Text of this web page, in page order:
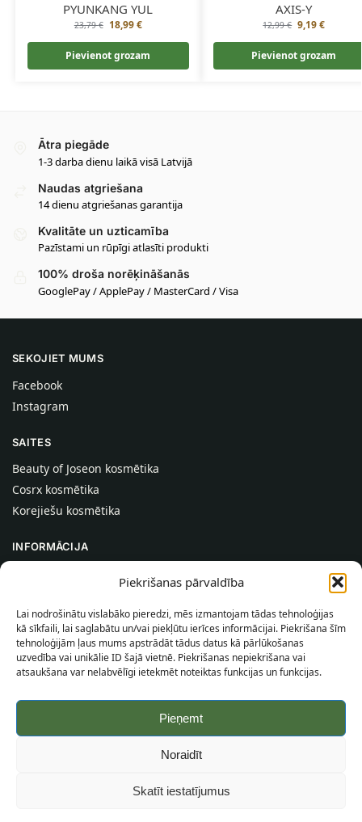
Piekrišanas pārvaldība
Lai nodrošinātu vislabāko pieredzi, mēs izmantojam tādas tehnoloģijas
kā sīkfaili, lai saglabātu un/vai piekļūtu ierīces informācijai. Piekrišana šīm
tehnoloģijām ļaus mums apstrādāt tādus datus kā pārlūkošanas
uzvedība vai unikālie ID šajā vietnē. Piekrišanas nepiekrišana vai
atsaukšana var nelabvēlīgi ietekmēt noteiktas funkcijas un funkcijas.
Pieņemt
Noraidīt
Skatīt iestatījumus
PYUNKANG YUL
23,79€ 18,99€
Pievienot grozam
AXIS-Y
12,99€ 9,19€
Pievienot grozam
Ātra piegāde
1-3 darba dienu laikā visā Latvijā
Naudas atgriešana
14 dienu atgriešanas garantija
Kvalitāte un uzticamība
Pazīstami un rūpīgi atlasīti produkti
100% droša norēķināšanās
GooglePay / ApplePay / MasterCard / Visa
SEKOJIET MUMS
Facebook
Instagram
SAITES
Beauty of Joseon kosmētika
Cosrx kosmētika
Korejiešu kosmētika
INFORMĀCIJA
Palīdzība
INFORMĀCIJA PIRCĒJAM
Piegādes nosacījumi
Noteikumi un nosacījumi
Vietnes karte